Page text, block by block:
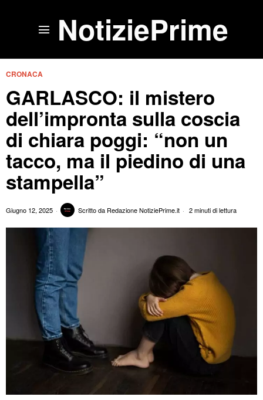
NotiziePrime
CRONACA
GARLASCO: il mistero
dell’impronta sulla coscia
di chiara poggi: “non un
tacco, ma il piedino di una
stampella”
Giugno 12, 2025 Scritto da Redazione NotiziePrime.it 2 minuti di lettura